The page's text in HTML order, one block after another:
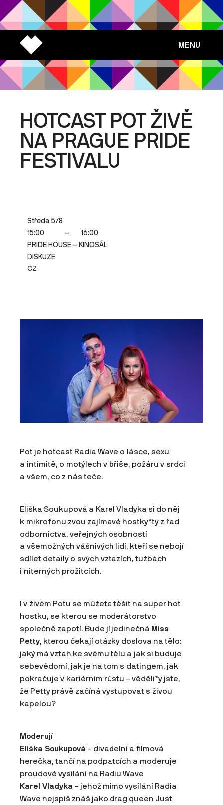
MENU
HOTCAST POT ŽIVĚ
NA PRAGUE PRIDE
FESTIVALU
Středa 5/8
15:00
–
16:00
PRIDE HOUSE – KINOSÁL
DISKUZE
CZ
Pot je hotcast Radia Wave o lásce, sexu
a intimitě, o motýlech v břiše, požáru v srdci
a všem, co z nás teče.
Eliška Soukupová a Karel Vladyka si do něj
k mikrofonu zvou zajímavé hostky*ty z řad
odbornictva, veřejných osobností
a všemožných vášnivých lidí, kteří se nebojí
sdílet detaily o svých vztazích, tužbách
i niterných prožitcích.
I v živém Potu se můžete těšit na super hot
hostku, se kterou se moderátorstvo
společně zapotí. Bude jí jedinečná Miss
Petty, kterou čekají otázky doslova na tělo:
jaký má vztah ke svému tělu a jak si buduje
sebevědomí, jak je na tom s datingem, jak
pokračuje v kariérním růstu – věděli*y jste,
že Petty právě začíná vystupovat s živou
kapelou?
Moderují
Eliška Soukupová – divadelní a filmová
herečka, tančí na podpatcích a moderuje
proudové vysílání na Radiu Wave
Karel Vladyka – jehož mimo vysílání Radia
Wave nejspíš znáš jako drag queen Just